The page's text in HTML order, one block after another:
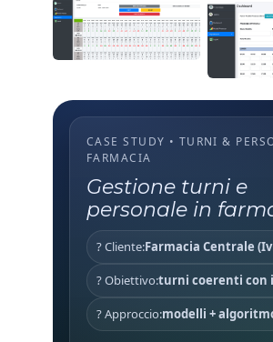
CASE STUDY • TURNI &
FARMACIA
Gestione turni e
personale in
? Cliente:Farmacia Centrale
? Obiettivo:turni coerenti con
? Approccio:modelli +